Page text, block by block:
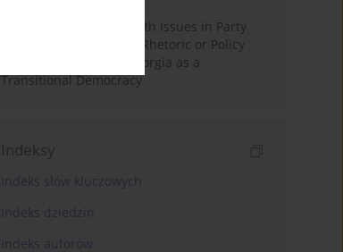
The Politicisation of Youth Issues in Party
Programmes: Symbolic Rhetoric or Policy
Priority? The Case of Georgia as a
Transitional Democracy
Indeksy
Indeks słów kluczowych
Indeks dziedzin
Indeks autorów